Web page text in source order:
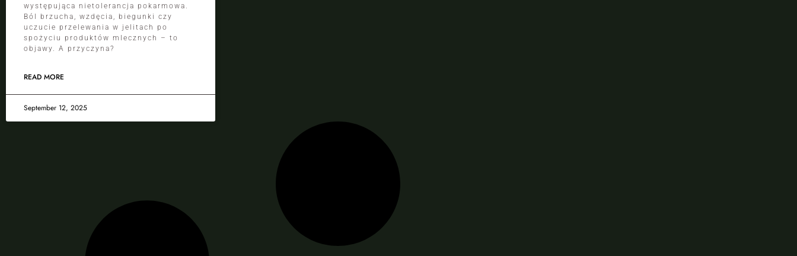
występująca nietolerancja pokarmowa.
Ból brzucha, wzdęcia, biegunki czy
uczucie przelewania w jelitach po
spożyciu produktów mlecznych – to
objawy. A przyczyna?
READ MORE
September 12, 2025